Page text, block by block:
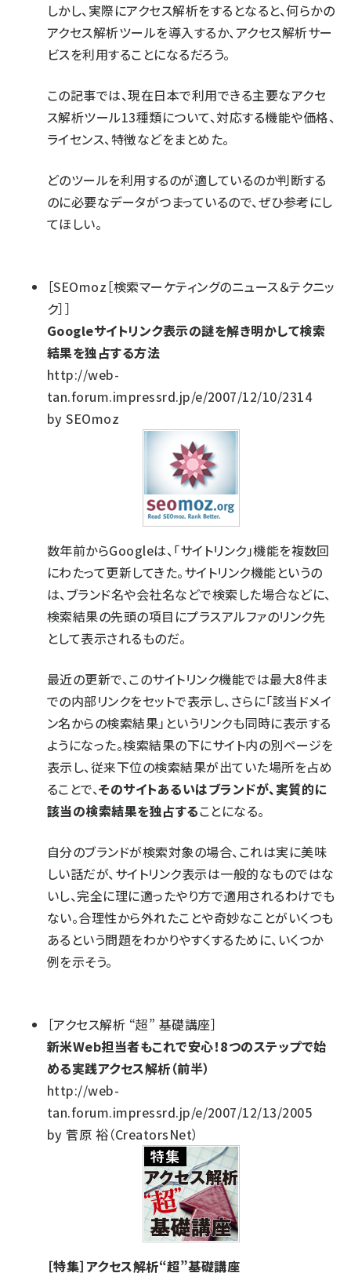
しかし、実際にアクセス解析をするとなると、何らかの
アクセス解析ツールを導入するか、アクセス解析サー
ビスを利用することになるだろう。
この記事では、現在日本で利用できる主要なアクセ
ス解析ツール13種類について、対応する機能や価格、
ライセンス、特徴などをまとめた。
どのツールを利用するのが適しているのか判断する
のに必要なデータがつまっているので、ぜひ参考にし
てほしい。
［SEOmoz［検索マーケティングのニュース＆テクニッ
ク］］
Googleサイトリンク表示の謎を解き明かして検索
結果を独占する方法
http://web-
tan.forum.impressrd.jp/e/2007/12/10/2314
by SEOmoz
数年前からGoogleは、「サイトリンク」機能を複数回
にわたって更新してきた。サイトリンク機能というの
は、ブランド名や会社名などで検索した場合などに、
検索結果の先頭の項目にプラスアルファのリンク先
として表示されるものだ。
最近の更新で、このサイトリンク機能では最大8件ま
での内部リンクをセットで表示し、さらに「該当ドメイ
ン名からの検索結果」というリンクも同時に表示する
ようになった。検索結果の下にサイト内の別ページを
表示し、従来下位の検索結果が出ていた場所を占め
ることで、そのサイトあるいはブランドが、実質的に
該当の検索結果を独占することになる。
自分のブランドが検索対象の場合、これは実に美味
しい話だが、サイトリンク表示は一般的なものではな
いし、完全に理に適ったやり方で適用されるわけでも
ない。合理性から外れたことや奇妙なことがいくつも
あるという問題をわかりやすくするために、いくつか
例を示そう。
［アクセス解析 “超” 基礎講座］
新米Web担当者もこれで安心！8つのステップで始
める実践アクセス解析（前半）
http://web-
tan.forum.impressrd.jp/e/2007/12/13/2005
by 菅原 裕（CreatorsNet）
［特集］アクセス解析“超”基礎講座